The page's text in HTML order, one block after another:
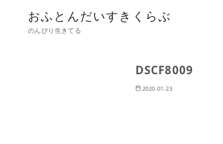
おふとんだいすきくらぶ
のんびり生きてる
DSCF8009
2020-01-23